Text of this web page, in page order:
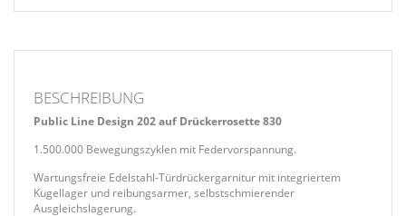
BESCHREIBUNG
Public Line Design 202 auf Drückerrosette 830
1.500.000 Bewegungszyklen mit Federvorspannung.
Wartungsfreie Edelstahl-Türdrückergarnitur mit integriertem
Kugellager und reibungsarmer, selbstschmierender
Ausgleichslagerung.